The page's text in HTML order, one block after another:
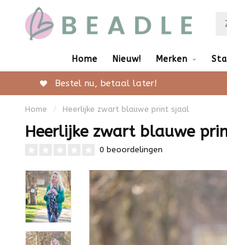
Home Nieuw! Merken
Bestel nu, betaal later!
Home / Heerlijke zwart blauwe print sjaal
Heerlijke zwart blauwe
0 beoordelingen